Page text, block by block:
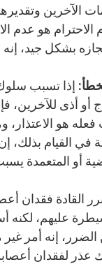
الآخرين
هو عدم
بشكل جيد،
إذا تسبب سلوك
أو أذى للآخرين،
هو الاعتذار،
القيام بذلك، إن
أو المتعمدة
القادة فقدان
عليهم،
إنه أمر غير
عذر لفقدان